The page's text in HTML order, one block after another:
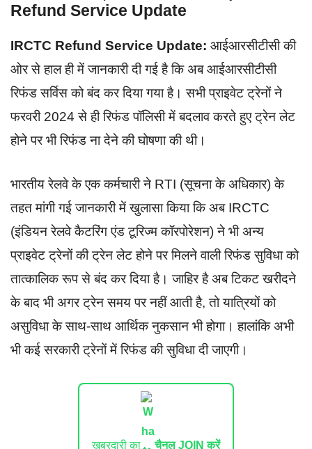
Refund Service Update
IRCTC Refund Service Update: आईआरसीटीसी की
ओर से हाल ही में जानकारी दी गई है कि अब आईआरसीटीसी
रिफंड सर्विस को बंद कर दिया गया है। सभी प्राइवेट ट्रेनों ने
फरवरी 2024 से ही रिफंड पॉलिसी में बदलाव करते हुए ट्रेन लेट
होने पर भी रिफंड ना देने की घोषणा की थी।
भारतीय रेलवे के एक कर्मचारी ने RTI (सूचना के अधिकार) के
तहत मांगी गई जानकारी में खुलासा किया कि अब IRCTC
(इंडियन रेलवे कैटरिंग एंड टूरिज्म कॉरपोरेशन) ने भी अन्य
प्राइवेट ट्रेनों की ट्रेन लेट होने पर मिलने वाली रिफंड सुविधा को
तात्कालिक रूप से बंद कर दिया है। जाहिर है अब टिकट खरीदने
के बाद भी अगर ट्रेन समय पर नहीं आती है, तो यात्रियों को
असुविधा के साथ-साथ आर्थिक नुकसान भी होगा। हालांकि अभी
भी कई सरकारी ट्रेनों में रिफंड की सुविधा दी जाएगी।
खबरदारी का चैनल JOIN करें